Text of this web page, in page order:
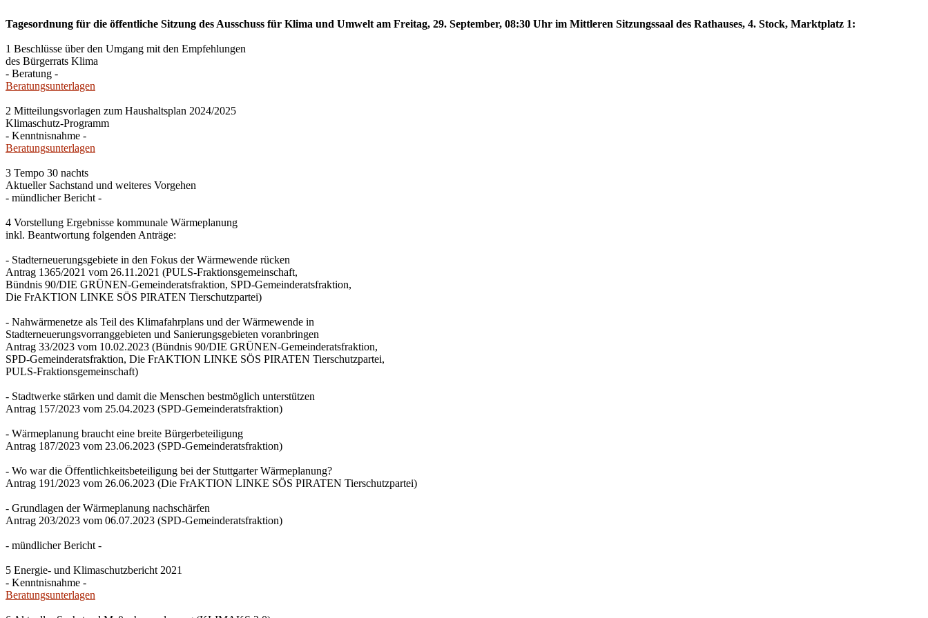
Tagesordnung für die öffentliche Sitzung des Ausschuss für Klima und Umwelt am Freitag, 29. September, 08:30 Uhr im Mittleren Sitzungssaal des Rathauses, 4. Stock, Marktplatz 1:
1 Beschlüsse über den Umgang mit den Empfehlungen
des Bürgerrats Klima
- Beratung -
Beratungsunterlagen
2 Mitteilungsvorlagen zum Haushaltsplan 2024/2025
Klimaschutz-Programm
- Kenntnisnahme -
Beratungsunterlagen
3 Tempo 30 nachts
Aktueller Sachstand und weiteres Vorgehen
- mündlicher Bericht -
4 Vorstellung Ergebnisse kommunale Wärmeplanung
inkl. Beantwortung folgenden Anträge:
- Stadterneuerungsgebiete in den Fokus der Wärmewende rücken
Antrag 1365/2021 vom 26.11.2021 (PULS-Fraktionsgemeinschaft,
Bündnis 90/DIE GRÜNEN-Gemeinderatsfraktion, SPD-Gemeinderatsfraktion,
Die FrAKTION LINKE SÖS PIRATEN Tierschutzpartei)
- Nahwärmenetze als Teil des Klimafahrplans und der Wärmewende in
Stadterneuerungsvorranggebieten und Sanierungsgebieten voranbringen
Antrag 33/2023 vom 10.02.2023 (Bündnis 90/DIE GRÜNEN-Gemeinderatsfraktion,
SPD-Gemeinderatsfraktion, Die FrAKTION LINKE SÖS PIRATEN Tierschutzpartei,
PULS-Fraktionsgemeinschaft)
- Stadtwerke stärken und damit die Menschen bestmöglich unterstützen
Antrag 157/2023 vom 25.04.2023 (SPD-Gemeinderatsfraktion)
- Wärmeplanung braucht eine breite Bürgerbeteiligung
Antrag 187/2023 vom 23.06.2023 (SPD-Gemeinderatsfraktion)
- Wo war die Öffentlichkeitsbeteiligung bei der Stuttgarter Wärmeplanung?
Antrag 191/2023 vom 26.06.2023 (Die FrAKTION LINKE SÖS PIRATEN Tierschutzpartei)
- Grundlagen der Wärmeplanung nachschärfen
Antrag 203/2023 vom 06.07.2023 (SPD-Gemeinderatsfraktion)
- mündlicher Bericht -
5 Energie- und Klimaschutzbericht 2021
- Kenntnisnahme -
Beratungsunterlagen